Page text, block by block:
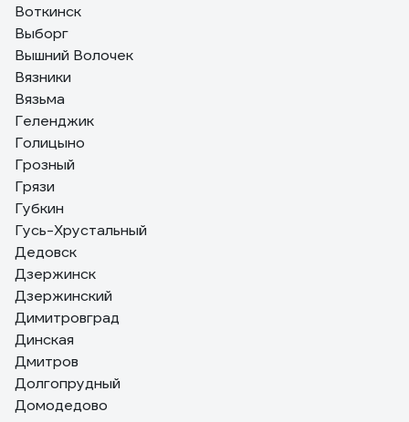
Воткинск
Выборг
Вышний Волочек
Вязники
Вязьма
Геленджик
Голицыно
Грозный
Грязи
Губкин
Гусь-Хрустальный
Дедовск
Дзержинск
Дзержинский
Димитровград
Динская
Дмитров
Долгопрудный
Домодедово